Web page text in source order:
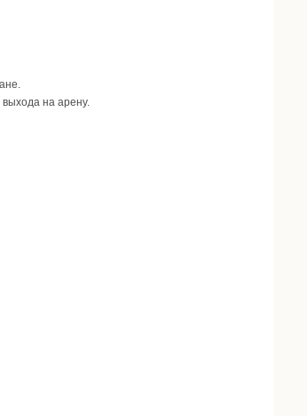
на арену.